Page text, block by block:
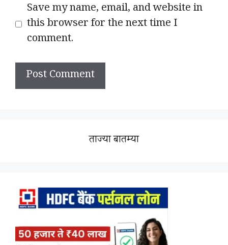
Save my name, email, and website in
this browser for the next time I
comment.
ताज्या बातम्या